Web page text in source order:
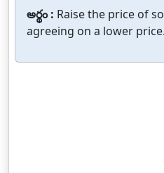
అర్థం : Raise the price of
agreeing on a lower price.